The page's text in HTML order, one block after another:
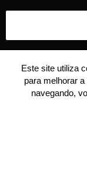
© 2026 - Dalcasta
Este site utiliza
para melhorar
navegando,